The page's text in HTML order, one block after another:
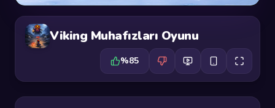
Viking Muhafızları Oyunu
%85